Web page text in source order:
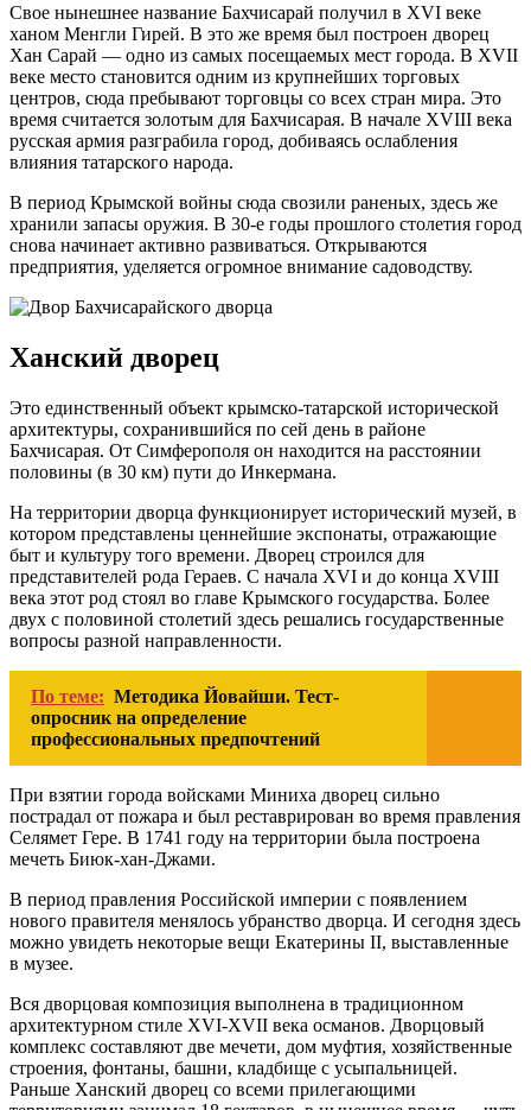
Свое нынешнее название Бахчисарай получил в XVI веке
ханом Менгли Гирей. В это же время был построен дворец
Хан Сарай — одно из самых посещаемых мест города. В XVII
веке место становится одним из крупнейших торговых
центров, сюда пребывают торговцы со всех стран мира. Это
время считается золотым для Бахчисарая. В начале XVIII века
русская армия разграбила город, добиваясь ослабления
влияния татарского народа.
В период Крымской войны сюда свозили раненых, здесь же
хранили запасы оружия. В 30-е годы прошлого столетия город
снова начинает активно развиваться. Открываются
предприятия, уделяется огромное внимание садоводству.
Ханский дворец
Это единственный объект крымско-татарской исторической
архитектуры, сохранившийся по сей день в районе
Бахчисарая. От Симферополя он находится на расстоянии
половины (в 30 км) пути до Инкермана.
На территории дворца функционирует исторический музей, в
котором представлены ценнейшие экспонаты, отражающие
быт и культуру того времени. Дворец строился для
представителей рода Гераев. С начала XVI и до конца XVIII
века этот род стоял во главе Крымского государства. Более
двух с половиной столетий здесь решались государственные
вопросы разной направленности.
По теме: Методика Йовайши. Тест-
опросник на определение
профессиональных предпочтений
При взятии города войсками Миниха дворец сильно
пострадал от пожара и был реставрирован во время правления
Селямет Гере. В 1741 году на территории была построена
мечеть Биюк-хан-Джами.
В период правления Российской империи с появлением
нового правителя менялось убранство дворца. И сегодня здесь
можно увидеть некоторые вещи Екатерины II, выставленные
в музее.
Вся дворцовая композиция выполнена в традиционном
архитектурном стиле XVI-XVII века османов. Дворцовый
комплекс составляют две мечети, дом муфтия, хозяйственные
строения, фонтаны, башни, кладбище с усыпальницей.
Раньше Ханский дворец со всеми прилегающими